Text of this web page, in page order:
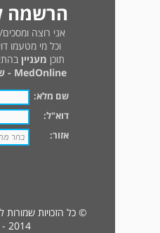
הרשמה
אני רוצה
וכל מי מטעמו
תוכן מעניין
MedOnline - שאל את הרופא
שם מלא:
דוא"ל:
אזור:
© כל הזכויות
2014 - 2026